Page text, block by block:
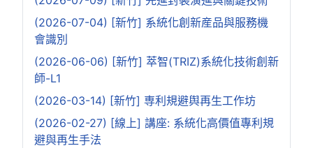
(2026-07-04) [新竹] 系統化創新産品與服務機
會識別
(2026-06-06) [新竹] 萃智(TRIZ)系統化技術創新
師-L1
(2026-03-14) [新竹] 専利規避舆再生工作坊
(2026-02-27) [線上] 講座: 系統化高價值專利規
避與再生手法